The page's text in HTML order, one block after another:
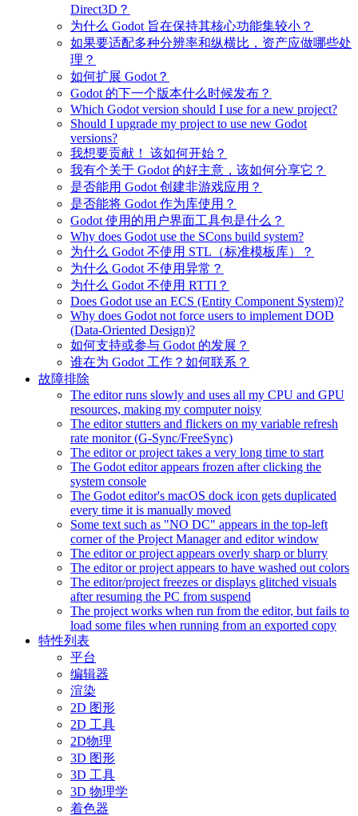
Direct3D？
为什么 Godot 旨在保持其核心功能集较小？
如果要适配多种分辨率和纵横比，资产应做哪些处
理？
如何扩展 Godot？
Godot 的下一个版本什么时候发布？
Which Godot version should I use for a new project?
Should I upgrade my project to use new Godot
versions?
我想要贡献！ 该如何开始？
我有个关于 Godot 的好主意，该如何分享它？
是否能用 Godot 创建非游戏应用？
是否能将 Godot 作为库使用？
Godot 使用的用户界面工具包是什么？
Why does Godot use the SCons build system?
为什么 Godot 不使用 STL（标准模板库）？
为什么 Godot 不使用异常？
为什么 Godot 不使用 RTTI？
Does Godot use an ECS (Entity Component System)?
Why does Godot not force users to implement DOD
(Data-Oriented Design)?
如何支持或参与 Godot 的发展？
谁在为 Godot 工作？如何联系？
故障排除
The editor runs slowly and uses all my CPU and GPU
resources, making my computer noisy
The editor stutters and flickers on my variable refresh
rate monitor (G-Sync/FreeSync)
The editor or project takes a very long time to start
The Godot editor appears frozen after clicking the
system console
The Godot editor's macOS dock icon gets duplicated
every time it is manually moved
Some text such as "NO DC" appears in the top-left
corner of the Project Manager and editor window
The editor or project appears overly sharp or blurry
The editor or project appears to have washed out colors
The editor/project freezes or displays glitched visuals
after resuming the PC from suspend
The project works when run from the editor, but fails to
load some files when running from an exported copy
特性列表
平台
编辑器
渲染
2D 图形
2D 工具
2D物理
3D 图形
3D 工具
3D 物理学
着色器